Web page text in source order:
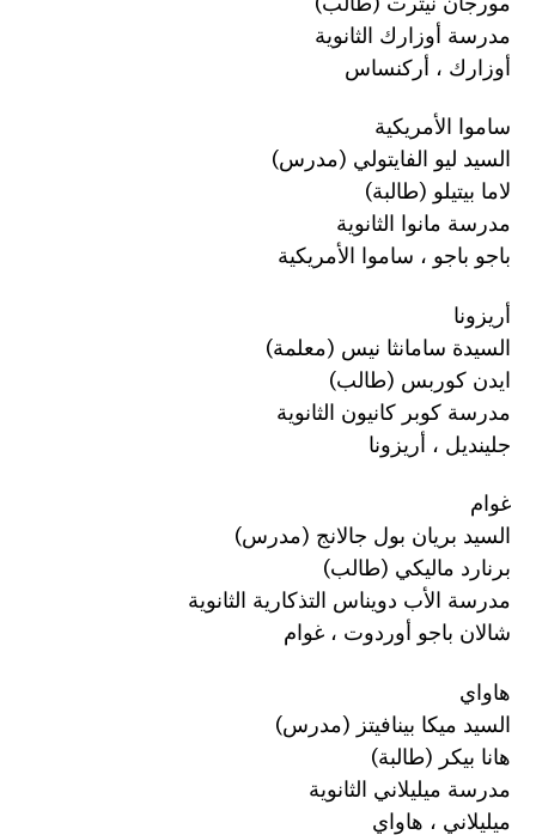
مدرسة أوزارك الثانوية
أوزارك ، أركنساس
ساموا الأمريكية
السيد ليو الفايتولي (مدرس)
لاما بيتيلو (طالبة)
مدرسة مانوا الثانوية
باجو باجو ، ساموا الأمريكية
أريزونا
السيدة سامانثا نيس (معلمة)
ايدن كوربس (طالب)
مدرسة كوبر كانيون الثانوية
جلينديل ، أريزونا
غوام
السيد بريان بول جالانج (مدرس)
برنارد ماليكي (طالب)
مدرسة الأب دويناس التذكارية الثانوية
شالان باجو أوردوت ، غوام
هاواي
السيد ميكا بينافيتز (مدرس)
هانا بيكر (طالبة)
مدرسة ميليلاني الثانوية
ميليلاني ، هاواي